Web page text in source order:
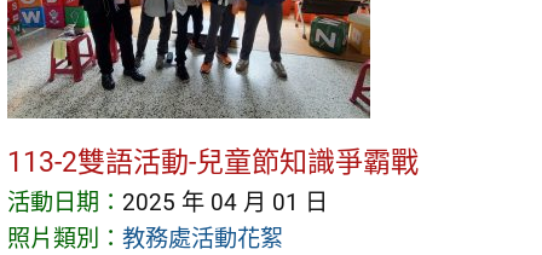
113-2雙語活動-兒童節知識爭霸戰
活動日期： 2025 年 04 月 01 日
照片類別： 教務處活動花絮